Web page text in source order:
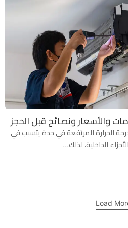
والأسعار ونصائح قبل الحجز
الحرارة المرتفعة في جدة يتسبب في
الداخلية، لذلك…
Load